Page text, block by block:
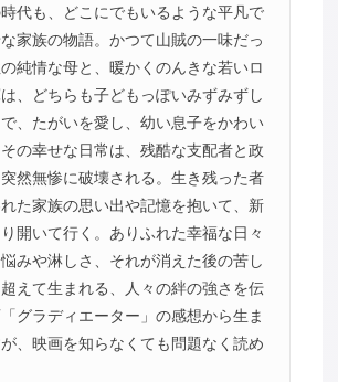
代も、どこにでもいるような平凡で
家族の物語。かつて山賊の一味だっ
純情な母と、暖かくのんきな若いロ
、どちらも子どもっぽいみずみずし
、たがいを愛し、幼い息子をかわい
の幸せな日常は、残酷な支配者と政
然無惨に破壊される。生き残った者
た家族の思い出や記憶を抱いて、新
開いて行く。ありふれた幸福な日々
みや淋しさ、それが消えた後の苦し
えて生まれる、人々の絆の強さを伝
グラディエーター」の感想から生ま
、映画を知らなくても問題なく読め